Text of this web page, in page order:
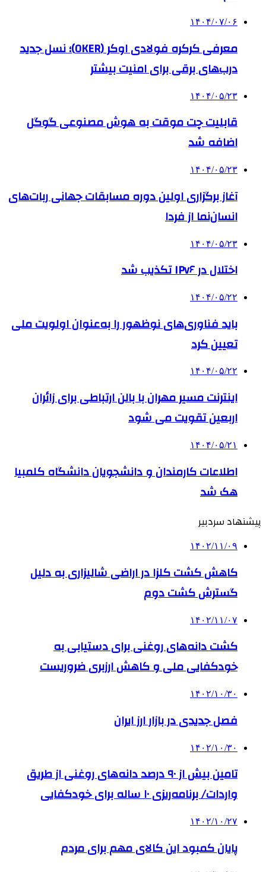
۱۴۰۴/۰۷/۰۶
معرفی کرکره فولادی اوکر (OKER)؛ نسل جدید
درب‌های برقی برای امنیت بیشتر
۱۴۰۴/۰۵/۲۳
قابلیت چت موقت به هوش مصنوعی گوگل
اضافه شد
۱۴۰۴/۰۵/۲۳
آغاز برگزاری اولین دوره مسابقات جهانی ربات‌های
انسان‌نما از فردا
۱۴۰۴/۰۵/۲۳
اختلال در IPv۶ تکذیب شد
۱۴۰۴/۰۵/۲۲
باید فناوری‌های نوظهور را به‌عنوان اولویت ملی
تعیین کرد
۱۴۰۴/۰۵/۲۲
اینترنت مسیر مهران با بالن ارتباطی برای زائران
اربعین تقویت می شود
۱۴۰۴/۰۵/۲۱
اطلاعات کارمندان و دانشجویان دانشگاه کلمبیا
هک شد
پیشنهاد سردبیر
۱۴۰۲/۱۱/۰۹
کاهش کشت کلزا در اراضی شالیزاری به دلیل
گسترش کشت دوم
۱۴۰۲/۱۱/۰۷
کشت دانه‌های روغنی برای دستیابی به
خودکفایی ملی و کاهش ارزبری ضروریست
۱۴۰۲/۱۰/۳۰
فصل جدیدی در بازار ارز ایران
۱۴۰۲/۱۰/۳۰
تامین بیش از ۹۰ درصد دانه‌های روغنی از طریق
واردات/ برنامه‌ریزی ۱۰ ساله برای خودکفایی
۱۴۰۲/۱۰/۲۷
پایان کمبود این کالای مهم برای مردم